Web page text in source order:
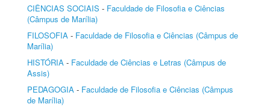
CIÊNCIAS SOCIAIS - Faculdade de Filosofia e Ciências
(Câmpus de Marília)
FILOSOFIA - Faculdade de Filosofia e Ciências (Câmpus de
Marília)
HISTÓRIA - Faculdade de Ciências e Letras (Câmpus de
Assis)
PEDAGOGIA - Faculdade de Filosofia e Ciências (Câmpus
de Marília)